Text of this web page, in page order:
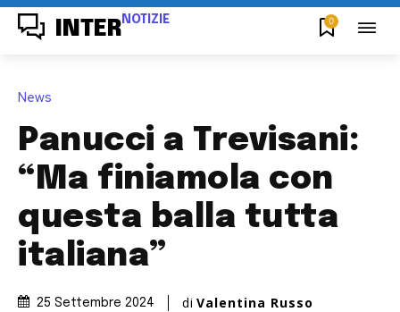
INTER NOTIZIE 0
News
Panucci a Trevisani:
“Ma finiamola con
questa balla tutta
italiana”
25 Settembre 2024 di Valentina Russo